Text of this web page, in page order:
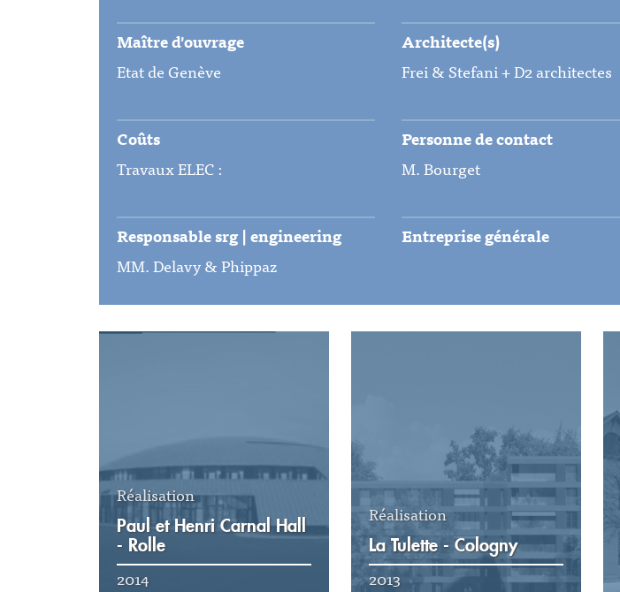
Maître d'ouvrage
Etat de Genève
Architecte(s)
Frei & Stefani + D2 architectes
Coûts
Travaux ELEC :
Personne de contact
M. Bourget
Responsable srg | engineering
MM. Delavy & Phippaz
Entreprise générale
Réalisation
Paul et Henri Carnal Hall
- Rolle
2014
Réalisation
La Tulette - Cologny
2013